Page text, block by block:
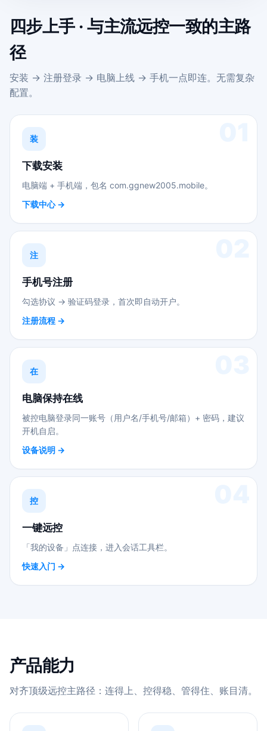
四步上手 · 与主流远控一致的主路
径
安装 → 注册登录 → 电脑上线 → 手机一点即连。无需复杂
配置。
装
下载安装
电脑端 + 手机端，包名 com.ggnew2005.mobile。
下载中心 →
注
手机号注册
勾选协议 → 验证码登录，首次即自动开户。
注册流程 →
在
电脑保持在线
被控电脑登录同一账号（用户名/手机号/邮箱）+ 密码，建议
开机自启。
设备说明 →
控
一键远控
「我的设备」点连接，进入会话工具栏。
快速入门 →
产品能力
对齐顶级远控主路径：连得上、控得稳、管得住、账目清。